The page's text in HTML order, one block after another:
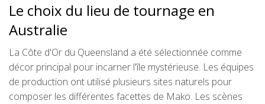
Le choix du lieu de tournage en
Australie
La Côte d'Or du Queensland a été sélectionnée comme
décor principal pour incarner l'île mystérieuse. Les équipes
de production ont utilisé plusieurs sites naturels pour
composer les différentes facettes de Mako. Les scènes